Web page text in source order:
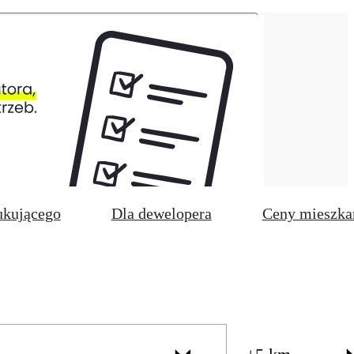
Dla dewelopera Ceny